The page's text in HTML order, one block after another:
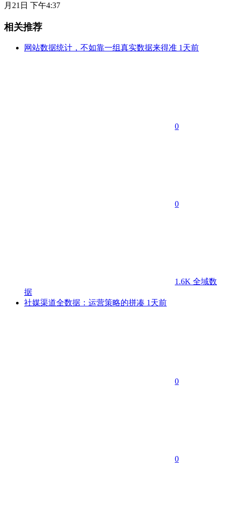
月21日 下午4:37
相关推荐
网站数据统计，不如靠一组真实数据来得准 1天前
0
0
1.6K 全域数
据
社媒渠道全数据：运营策略的拼凑 1天前
0
0